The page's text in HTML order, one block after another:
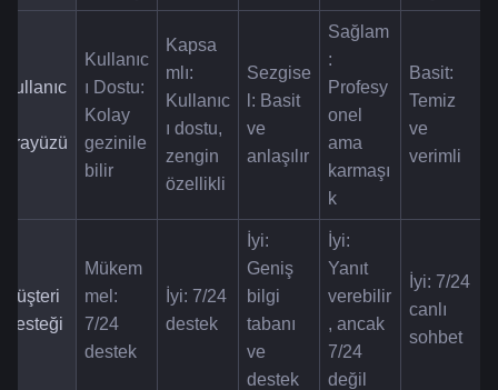
Kullanıc
Arayüzü
Kullanıc
ı Dostu:
Kolay
gezinile
bilir
Kapsa
mlı:
Kullanıc
ı dostu,
zengin
özellikli
Sezgise
l: Basit
ve
anlaşılır
Sağlam
:
Profesy
onel
ama
karmaşı
k
Basit:
Temiz
ve
verimli
Müşteri
Desteği
Mükem
mel:
7/24
destek
İyi: 7/24
destek
İyi:
Geniş
bilgi
tabanı
ve
destek
İyi:
Yanıt
verebilir
, ancak
7/24
değil
İyi: 7/24
canlı
sohbet